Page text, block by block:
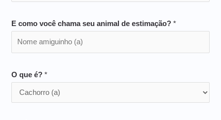
E como você chama seu animal de estimação?*
O que é?*